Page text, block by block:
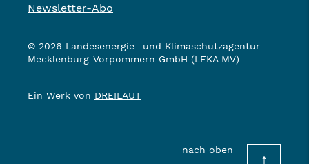
Newsletter-Abo
© 2026 Landesenergie- und Klimaschutzagentur
Mecklenburg-Vorpommern GmbH (LEKA MV)
Ein Werk von DREILAUT
nach oben
↑